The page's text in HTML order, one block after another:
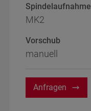
Spindelaufnahme
MK2
Vorschub
manuell
Anfragen